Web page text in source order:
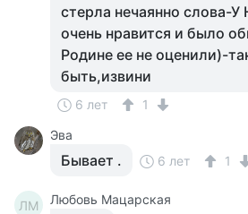
стерла нечаянно слова-
очень нравится и было
Родине ее не оценили)-
быть,извини
6 лет
1
Эва
Бывает . 6 лет 1
ЛМ
Любовь Мацарская